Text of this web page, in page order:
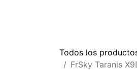
Todos los
FrSky Taranis